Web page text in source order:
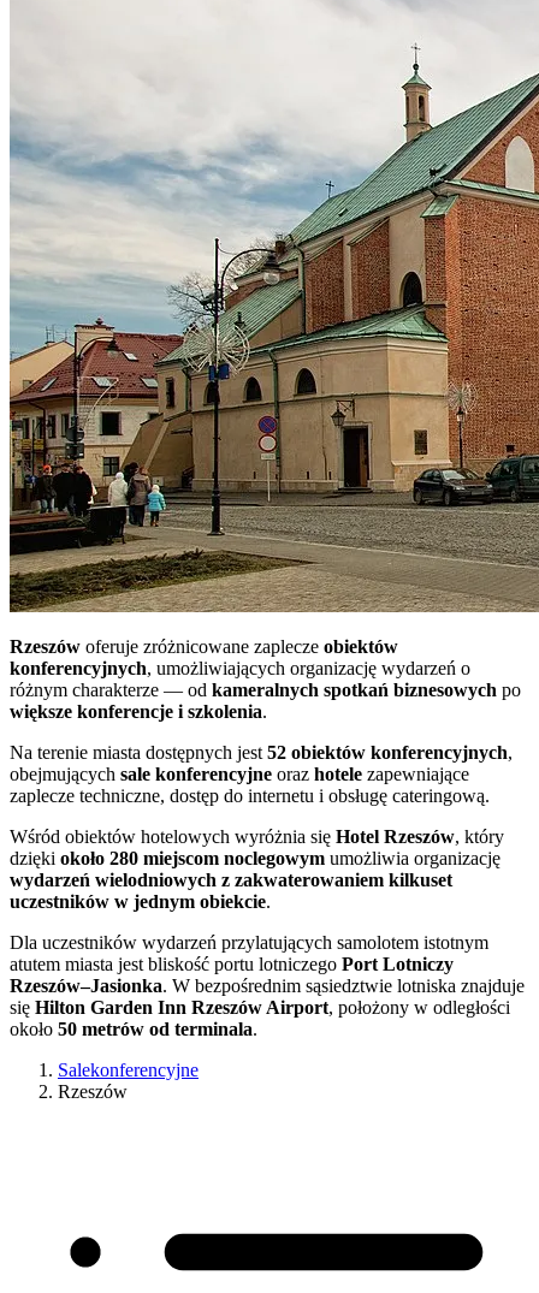
Rzeszów oferuje zróżnicowane zaplecze obiektów
konferencyjnych, umożliwiających organizację wydarzeń o
różnym charakterze — od kameralnych spotkań biznesowych po
większe konferencje i szkolenia.
Na terenie miasta dostępnych jest 52 obiektów konferencyjnych,
obejmujących sale konferencyjne oraz hotele zapewniające
zaplecze techniczne, dostęp do internetu i obsługę cateringową.
Wśród obiektów hotelowych wyróżnia się Hotel Rzeszów, który
dzięki około 280 miejscom noclegowym umożliwia organizację
wydarzeń wielodniowych z zakwaterowaniem kilkuset
uczestników w jednym obiekcie.
Dla uczestników wydarzeń przylatujących samolotem istotnym
atutem miasta jest bliskość portu lotniczego Port Lotniczy
Rzeszów–Jasionka. W bezpośrednim sąsiedztwie lotniska znajduje
się Hilton Garden Inn Rzeszów Airport, położony w odległości
około 50 metrów od terminala.
Salekonferencyjne
Rzeszów